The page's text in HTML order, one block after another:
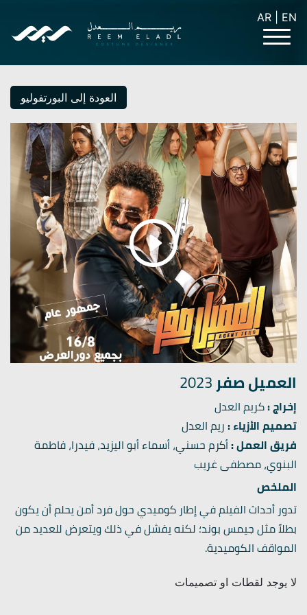
AR EN
العودة إلى البورتفوليو
العميل صفر2023
إخراج :كريم العدل
تصميم الأزياء :ريم العدل
فريق العمل :أكرم حسني، أسماء أبو اليزيد، فيدرا، فاطمة
البنوي، مصطفى غريب
الملخص
تدور أحداث الفيلم في إطار كوميدي حول فرد أمن يحلم أن يكون
بطلاً مثل جيمس بوند؛ لكنه يفشل في ذلك ويتعرض للعديد من
المواقف الكوميدية.
لا يوجد لقطات او تصميمات